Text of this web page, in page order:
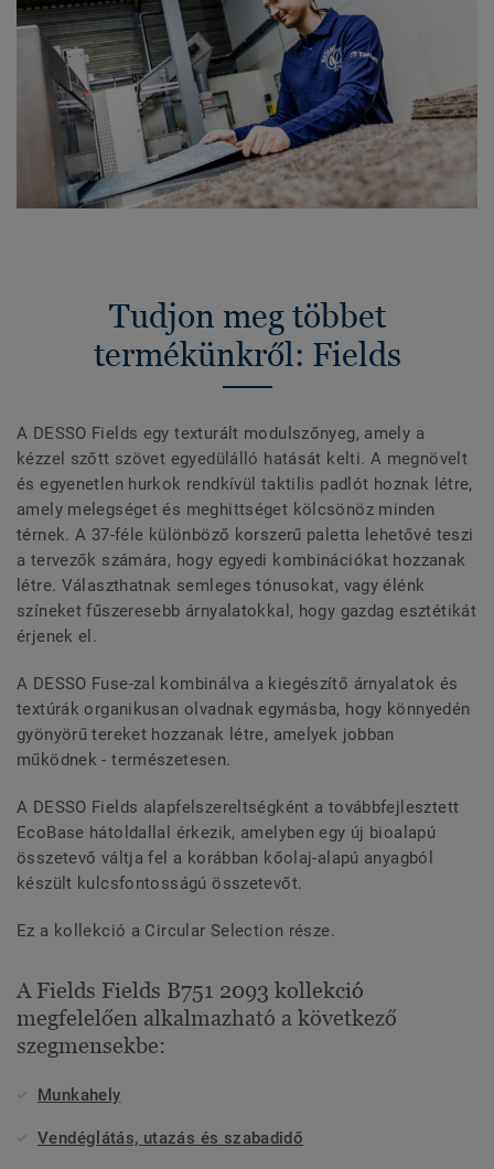
Tudjon meg többet
termékünkről: Fields
A DESSO Fields egy texturált modulszőnyeg, amely a
kézzel szőtt szövet egyedülálló hatását kelti. A megnövelt
és egyenetlen hurkok rendkívül taktilis padlót hoznak létre,
amely melegséget és meghittséget kölcsönöz minden
térnek. A 37-féle különböző korszerű paletta lehetővé teszi
a tervezők számára, hogy egyedi kombinációkat hozzanak
létre. Választhatnak semleges tónusokat, vagy élénk
színeket fűszeresebb árnyalatokkal, hogy gazdag esztétikát
érjenek el.
A DESSO Fuse-zal kombinálva a kiegészítő árnyalatok és
textúrák organikusan olvadnak egymásba, hogy könnyedén
gyönyörű tereket hozzanak létre, amelyek jobban
működnek - természetesen.
A DESSO Fields alapfelszereltségként a továbbfejlesztett
EcoBase hátoldallal érkezik, amelyben egy új bioalapú
összetevő váltja fel a korábban kőolaj-alapú anyagból
készült kulcsfontosságú összetevőt.
Ez a kollekció a Circular Selection része.
A Fields Fields B751 2093 kollekció
megfelelően alkalmazható a következő
szegmensekbe:
Munkahely
Vendéglátás, utazás és szabadidő